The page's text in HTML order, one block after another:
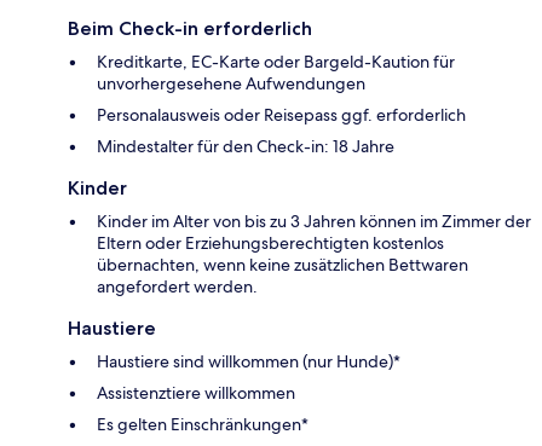
Beim Check-in erforderlich
Kreditkarte, EC-Karte oder Bargeld-Kaution für
unvorhergesehene Aufwendungen
Personalausweis oder Reisepass ggf. erforderlich
Mindestalter für den Check-in: 18 Jahre
Kinder
Kinder im Alter von bis zu 3 Jahren können im Zimmer der
Eltern oder Erziehungsberechtigten kostenlos
übernachten, wenn keine zusätzlichen Bettwaren
angefordert werden.
Haustiere
Haustiere sind willkommen (nur Hunde)*
Assistenztiere willkommen
Es gelten Einschränkungen*